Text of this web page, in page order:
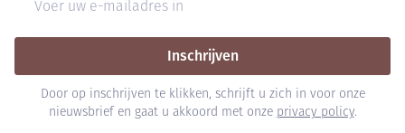
Inschrijven
Door op inschrijven te klikken, schrijft u zich in voor onze
nieuwsbrief en gaat u akkoord met onze privacy policy.